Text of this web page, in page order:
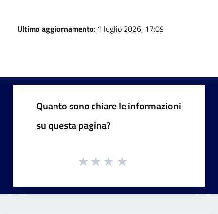
Ultimo aggiornamento: 1 luglio 2026, 17:09
Quanto sono chiare le informazioni
su questa pagina?